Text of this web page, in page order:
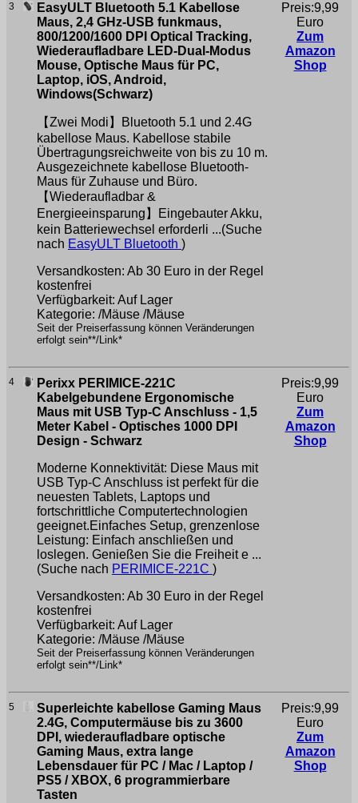
3
EasyULT Bluetooth 5.1 Kabellose
Maus, 2,4 GHz-USB funkmaus,
800/1200/1600 DPI Optical Tracking,
Wiederaufladbare LED-Dual-Modus
Mouse, Optische Maus für PC,
Laptop, iOS, Android,
Windows(Schwarz)
【Zwei Modi】Bluetooth 5.1 und 2.4G
kabellose Maus. Kabellose stabile
Übertragungsreichweite von bis zu 10 m.
Ausgezeichnete kabellose Bluetooth-
Maus für Zuhause und Büro.
【Wiederaufladbar &
Energieeinsparung】Eingebauter Akku,
kein Batteriewechsel erforderli ...(Suche
nach EasyULT Bluetooth )
Versandkosten: Ab 30 Euro in der Regel
kostenfrei
Verfügbarkeit: Auf Lager
Kategorie: /Mäuse /Mäuse
Seit der Preiserfassung können Veränderungen
erfolgt sein**/Link*
Preis:9,99
Euro
Zum
Amazon
Shop
4
Perixx PERIMICE-221C
Kabelgebundene Ergonomische
Maus mit USB Typ-C Anschluss - 1,5
Meter Kabel - Optisches 1000 DPI
Design - Schwarz
Moderne Konnektivität: Diese Maus mit
USB Typ-C Anschluss ist perfekt für die
neuesten Tablets, Laptops und
fortschrittliche Computertechnologien
geeignet.Einfaches Setup, grenzenlose
Leistung: Einfach anschließen und
loslegen. Genießen Sie die Freiheit e ...
(Suche nach PERIMICE-221C )
Versandkosten: Ab 30 Euro in der Regel
kostenfrei
Verfügbarkeit: Auf Lager
Kategorie: /Mäuse /Mäuse
Seit der Preiserfassung können Veränderungen
erfolgt sein**/Link*
Preis:9,99
Euro
Zum
Amazon
Shop
5
Superleichte kabellose Gaming Maus
2.4G, Computermäuse bis zu 3600
DPI, wiederaufladbare optische
Gaming Maus, extra lange
Lebensdauer für PC / Mac / Laptop /
PS5 / XBOX, 6 programmierbare
Tasten
Preis:9,99
Euro
Zum
Amazon
Shop